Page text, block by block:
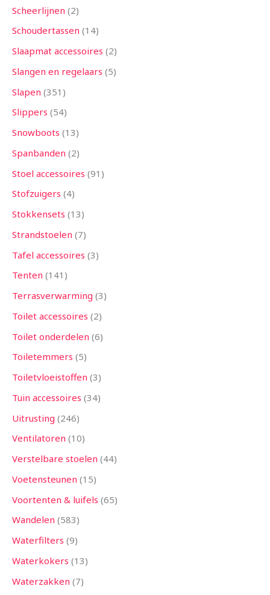
Scheerlijnen 2
Schoudertassen 14
Slaapmat accessoires 2
Slangen en regelaars 5
Slapen 351
Slippers 54
Snowboots 13
Spanbanden 2
Stoel accessoires 91
Stofzuigers 4
Stokkensets 13
Strandstoelen 7
Tafel accessoires 3
Tenten 141
Terrasverwarming 3
Toilet accessoires 2
Toilet onderdelen 6
Toiletemmers 5
Toiletvloeistoffen 3
Tuin accessoires 34
Uitrusting 246
Ventilatoren 10
Verstelbare stoelen 44
Voetensteunen 15
Voortenten & luifels 65
Wandelen 583
Waterfilters 9
Waterkokers 13
Waterzakken 7